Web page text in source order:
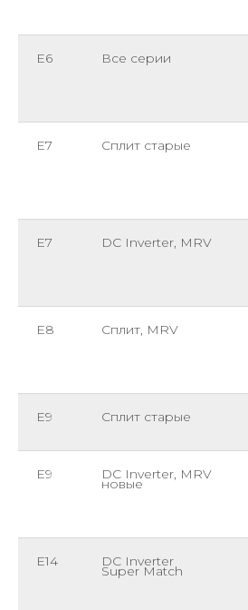
E6 Все серии
E7 Сплит старые
E7 DC Inverter, MRV
E8 Сплит, MRV
E9 Сплит старые
E9 DC Inverter, MRV
новые
E14 DC Inverter
Super Match